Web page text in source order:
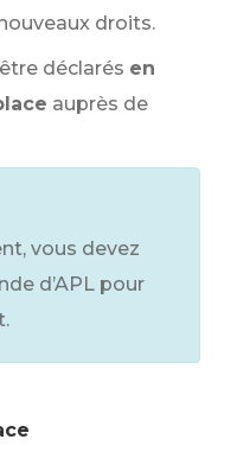
droits.
déclarés en
auprès de
vous devez
d’APL pour